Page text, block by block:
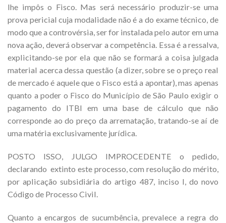
lhe impôs o Fisco. Mas será necessário produzir-se uma
prova pericial cuja modalidade não é a do exame técnico, de
modo que a controvérsia, ser for instalada pelo autor em uma
nova ação, deverá observar a competência. Essa é a ressalva,
explicitando-se por ela que não se formará a coisa julgada
material acerca dessa questão (a dizer, sobre se o preço real
de mercado é aquele que o Fisco está a apontar), mas apenas
quanto a poder o Fisco do Município de São Paulo exigir o
pagamento do ITBI em uma base de cálculo que não
corresponde ao do preço da arrematação, tratando-se aí de
uma matéria exclusivamente jurídica.
POSTO ISSO, JULGO IMPROCEDENTE o pedido,
declarando extinto este processo, com resolução do mérito,
por aplicação subsidiária do artigo 487, inciso I, do novo
Código de Processo Civil.
Quanto a encargos de sucumbência, prevalece a regra do